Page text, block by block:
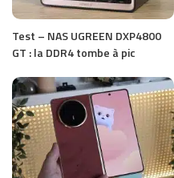
Test – NAS UGREEN DXP4800
GT : la DDR4 tombe à pic